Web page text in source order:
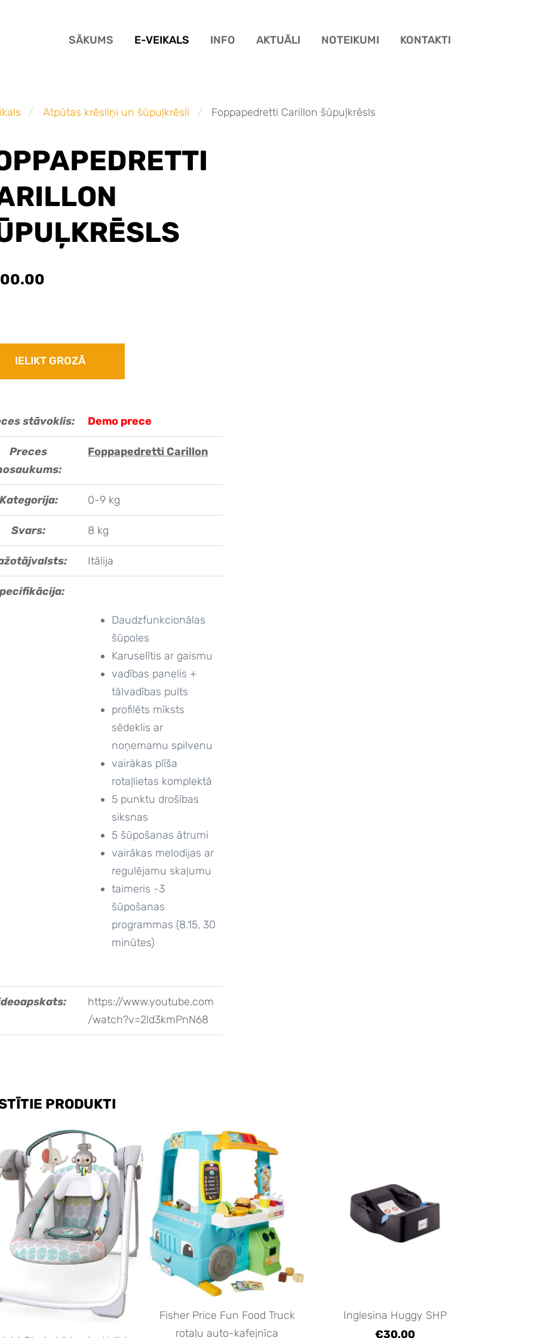
SĀKUMS E-VEIKALS INFO AKTUĀLI NOTEIKUMI KONTAKTI
Atpūtas krēsliņi un šūpuļkrēsli Foppapedretti Carillon šūpuļkrēsls
IELIKT GROZĀ
stāvoklis: Demo prece
Preces
Foppapedretti Carillon
0-9 kg
Svars: 8 kg
Itālija
Daudzfunkcionālas
šūpoles
Karuselītis ar gaismu
vadības panelis +
tālvadības pults
profilēts mīksts
sēdeklis ar
noņemamu spilvenu
vairākas plīša
rotaļlietas komplektā
5 punktu drošības
siksnas
5 šūpošanas ātrumi
vairākas melodijas ar
regulējamu skaļumu
taimeris -3
šūpošanas
programmas (8.15, 30
minūtes)
https://www.youtube.com
/watch?v=2ld3kmPnN68
PRODUKTI
Fisher Price Fun Food Truck
rotaļu auto-kafejnīca
Inglesina Huggy SHP
€30.00